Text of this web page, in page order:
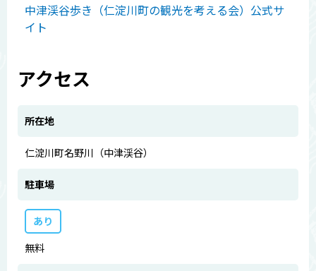
中津渓谷歩き（仁淀川町の観光を考える会）公式サ
イト
アクセス
所在地
仁淀川町名野川（中津渓谷）
駐車場
あり
無料